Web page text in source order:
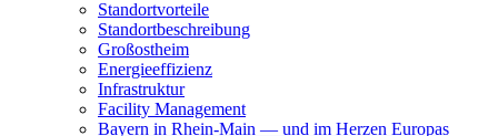
Standortvorteile
Standortbeschreibung
Großostheim
Energieeffizienz
Infrastruktur
Facility Management
Bayern in Rhein-Main — und im Herzen Europas